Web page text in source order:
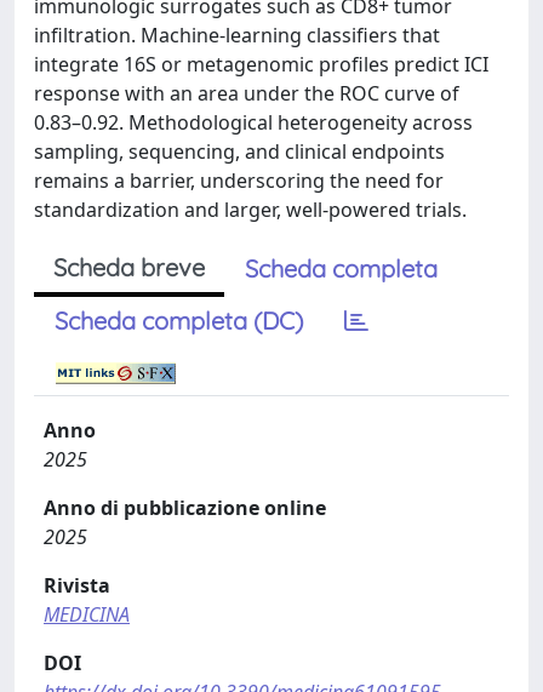
immunologic surrogates such as CD8+ tumor
infiltration. Machine-learning classifiers that
integrate 16S or metagenomic profiles predict ICI
response with an area under the ROC curve of
0.83–0.92. Methodological heterogeneity across
sampling, sequencing, and clinical endpoints
remains a barrier, underscoring the need for
standardization and larger, well-powered trials.
Scheda breve
Scheda completa
Scheda completa (DC)
Anno
2025
Anno di pubblicazione online
2025
Rivista
MEDICINA
DOI